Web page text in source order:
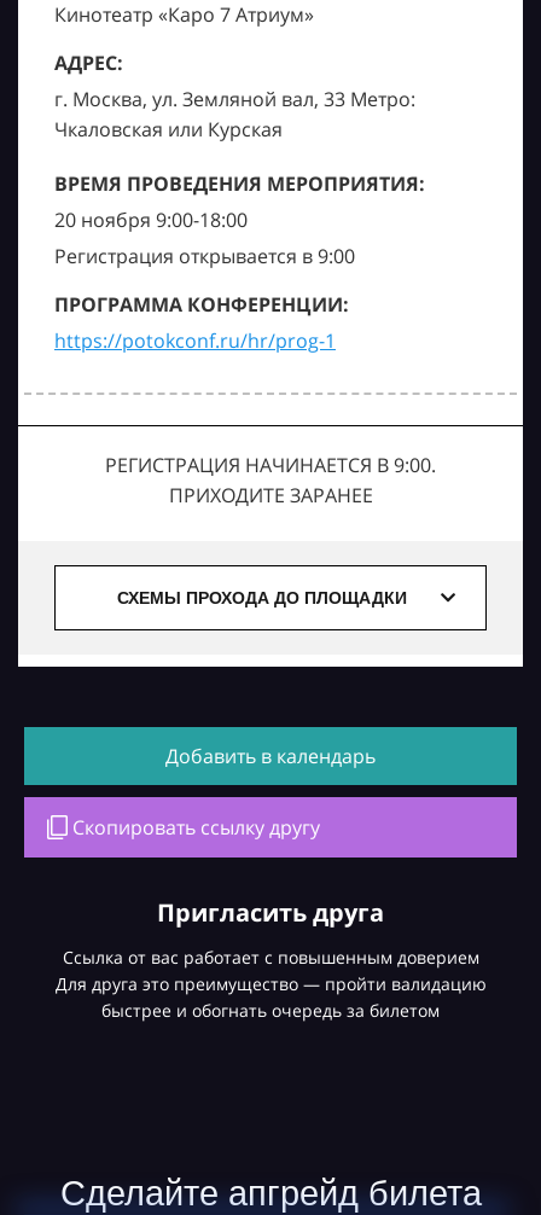
Кинотеатр «Каро 7 Атриум»
АДРЕС:
г. Москва, ул. Земляной вал, 33 Метро:
Чкаловская или Курская
ВРЕМЯ ПРОВЕДЕНИЯ МЕРОПРИЯТИЯ:
20 ноября 9:00-18:00
Регистрация открывается в 9:00
ПРОГРАММА КОНФЕРЕНЦИИ:
https://potokconf.ru/hr/prog-1
РЕГИСТРАЦИЯ НАЧИНАЕТСЯ В 9:00.
ПРИХОДИТЕ ЗАРАНЕЕ
СХЕМЫ ПРОХОДА ДО ПЛОЩАДКИ
Добавить в календарь
Скопировать ссылку другу
Пригласить друга
Ссылка от вас работает с повышенным доверием
Для друга это преимущество — пройти валидацию
быстрее и обогнать очередь за билетом
Сделайте апгрейд билета